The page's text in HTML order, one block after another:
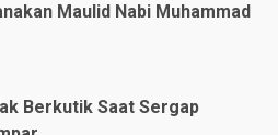
Maulid Nabi Muhammad
Berkutik Saat Sergap